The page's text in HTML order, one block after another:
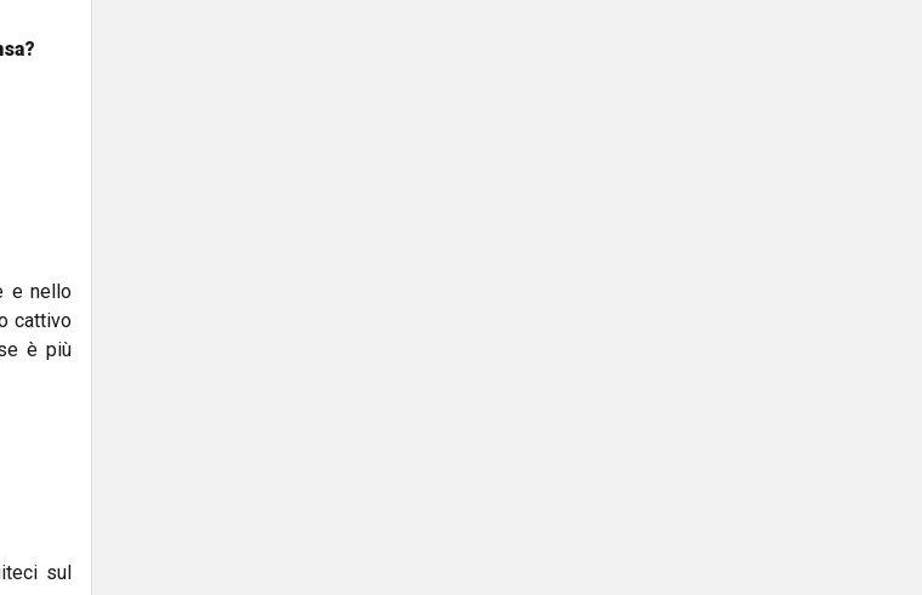
e nello
cattivo
è più
sul